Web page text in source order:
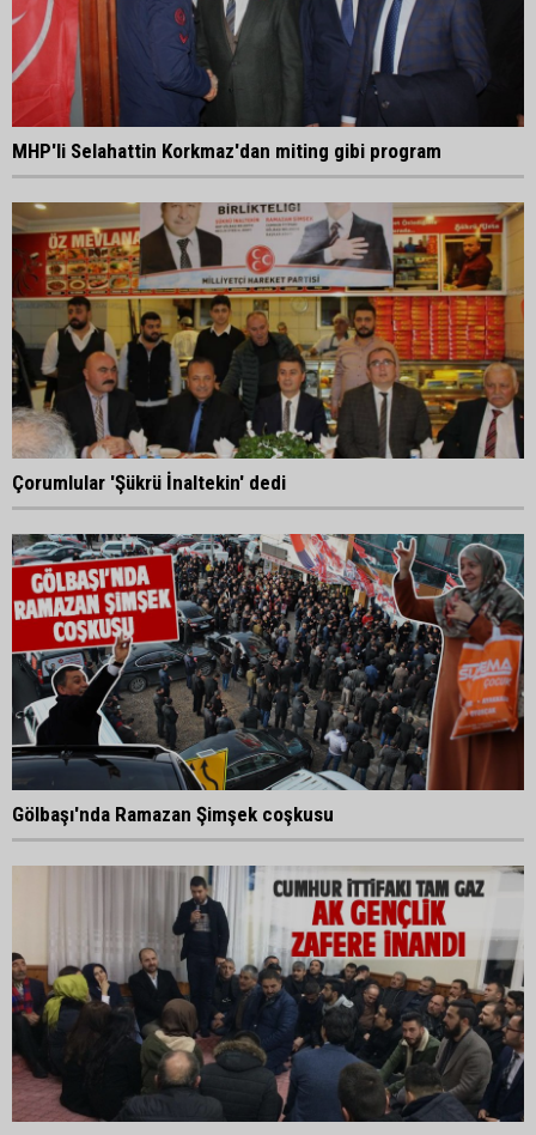
MHP'li Selahattin Korkmaz'dan miting gibi program
Çorumlular 'Şükrü İnaltekin' dedi
Gölbaşı'nda Ramazan Şimşek coşkusu